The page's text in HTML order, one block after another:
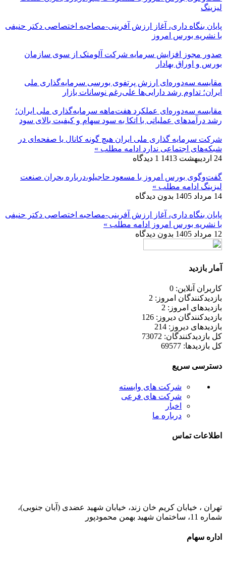
لیزینگ
پایان بنگاه داری، آغاز ارزش آفرینی-مصاحبه اختصاصی دکتر حنیفی
با نشریه بورس امروز
صدور مجوز افزایش سرمایه شرکت آلومتک از سوی سازمان
بورس و اوراق بهادار
مقایسه سه‌دوره‌ای ارزش پرتفوی بورسی سرمایه‌گذاری ملی
ایران؛ تداوم رشد دارایی‌ها علی‌رغم نوسانات بازار
مقایسه سه‌دوره‌ای عملکرد هفت‌ماهه سرمایه‌گذاری ملی ایران؛
رشد درآمدهای عملیاتی با اتکا به سود سهام و کیفیت بالای سود
شرکت سرمایه گذاری ملی ایران هیچ گونه کانال یا صفحه‌ای در
شبکه‌های اجتماعی ندارد ادامه مطلب »
24 اردیبهشت 1413
1 دیدگاه
گفت‌وگوی بورس امروز با مسعود حاجیلو،درباره بحران صنعت
لیزینگ ادامه مطلب »
14 مرداد 1405
بدون دیدگاه
پایان بنگاه داری، آغاز ارزش آفرینی-مصاحبه اختصاصی دکتر حنیفی
با نشریه بورس امروز
ادامه مطلب »
12 مرداد 1405
بدون دیدگاه
آمار بازدید
کاربران آنلاین: 0
بازدیدکنندگان امروز: 2
بازدیدهای امروز: 2
بازدیدکنندگان دیروز: 126
بازدیدهای دیروز: 214
کل بازدیدکنند‌گان: 73072
کل بازدیدها: 69577
دسترسی سریع
شرکت های وابسته
شرکت های فرعی
اخبار
درباره ما
اطلاعات تماس
تهران ، خیابان کریم خان زند، خیابان شهید عضدی (آبان جنوبی)،
شماره 11، ساختمان شهید بهمن محمودپور
اداره سهام